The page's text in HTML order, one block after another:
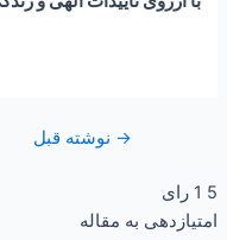
→ نوشته قبل
5
1 رای
امتیازدهی به مقاله